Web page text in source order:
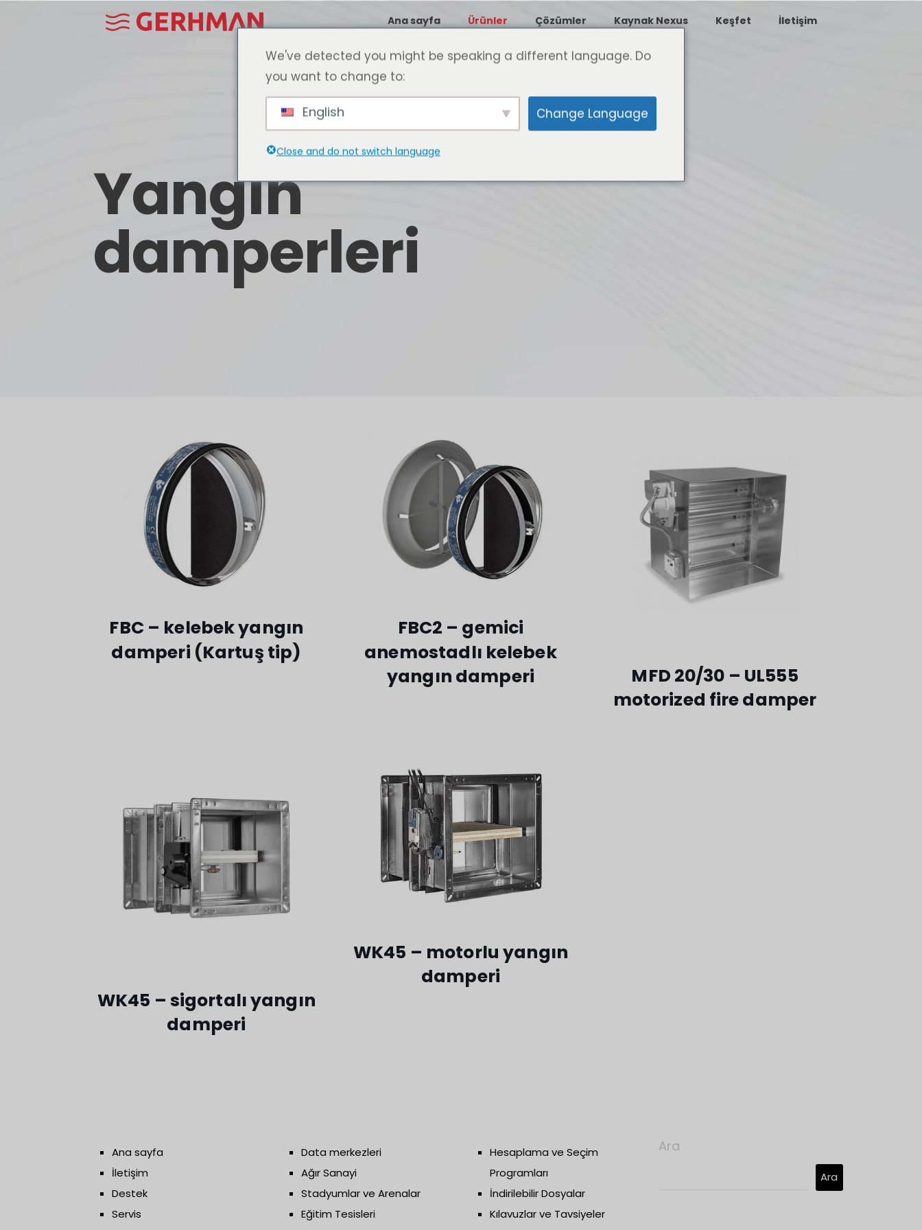
Ana sayfa Ürünler Çözümler Kaynak Nexus Keşfet İletişim
Yangın
damperleri
FBC – kelebek yangın
damperi (Kartuş tip)
FBC2 – gemici
anemostadlı kelebek
yangın damperi
MFD 20/30 – UL555
motorized fire damper
WK45 – sigortalı yangın
damperi
WK45 – motorlu yangın
damperi
Ana sayfa
İletişim
Destek
Servis
Data merkezleri
Ağır Sanayi
Stadyumlar ve Arenalar
Eğitim Tesisleri
Hesaplama ve Seçim
Programları
İndirilebilir Dosyalar
Kılavuzlar ve Tavsiyeler
Ara
Ara
We've detected you might be speaking a different language. Do
you want to change to:
English Change Language
Close and do not switch language